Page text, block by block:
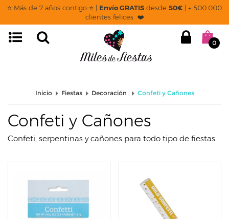
⭐ Más de 7 años contigo ⭐ | Envío GRATIS desde 50€ | + 500.000
clientes felices ❤️
0
page: listado
Inicio Fiestas Decoración Confeti y Cañones
Confeti y Cañones
Confeti, serpentinas y cañones para todo tipo de fiestas